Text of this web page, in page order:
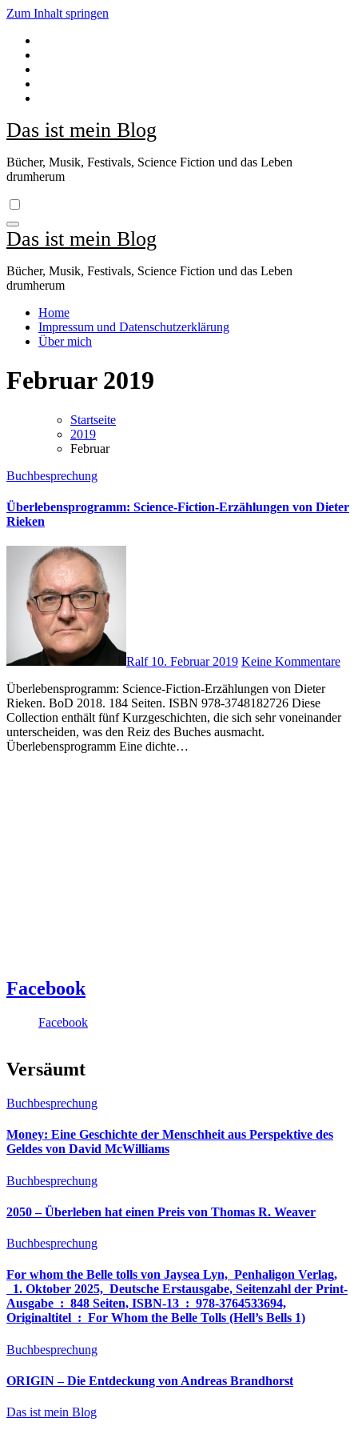
Zum Inhalt springen
Das ist mein Blog
Bücher, Musik, Festivals, Science Fiction und das Leben
drumherum
Das ist mein Blog
Bücher, Musik, Festivals, Science Fiction und das Leben
drumherum
Home
Impressum und Datenschutzerklärung
Über mich
Februar 2019
Startseite
2019
Februar
Buchbesprechung
Überlebensprogramm: Science-Fiction-Erzählungen von Dieter
Rieken
Ralf 10. Februar 2019 Keine Kommentare
Überlebensprogramm: Science-Fiction-Erzählungen von Dieter
Rieken. BoD 2018. 184 Seiten. ISBN 978-3748182726 Diese
Collection enthält fünf Kurzgeschichten, die sich sehr voneinander
unterscheiden, was den Reiz des Buches ausmacht.
Überlebensprogramm Eine dichte…
Facebook
Facebook
Versäumt
Buchbesprechung
Money: Eine Geschichte der Menschheit aus Perspektive des
Geldes von David McWilliams
Buchbesprechung
2050 – Überleben hat einen Preis von Thomas R. Weaver
Buchbesprechung
For whom the Belle tolls von Jaysea Lyn, ‎ Penhaligon Verlag,
‎ 1. Oktober 2025, ‎ Deutsche Erstausgabe, Seitenzahl der Print-
Ausgabe ‏ : ‎ 848 Seiten, ISBN-13 ‏ : ‎ 978-3764533694,
Originaltitel ‏ : ‎ For Whom the Belle Tolls (Hell’s Bells 1)
Buchbesprechung
ORIGIN – Die Entdeckung von Andreas Brandhorst
Das ist mein Blog